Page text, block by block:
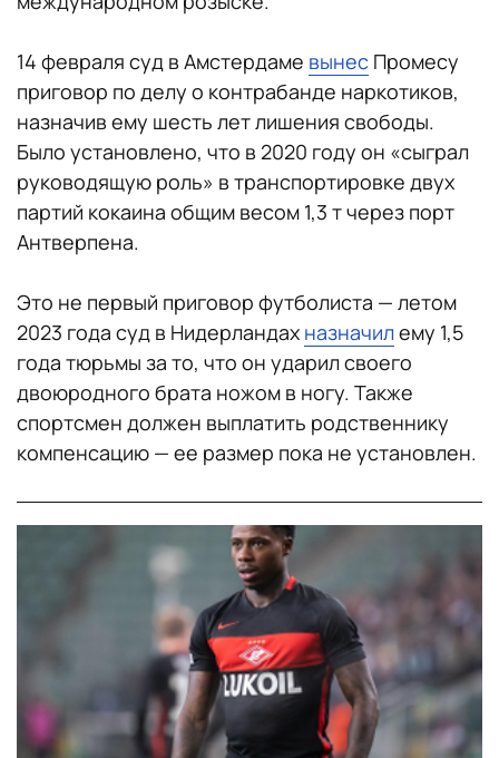
14 февраля суд ​​в Амстердаме вынес Промесу
приговор по делу о контрабанде наркотиков,
назначив ему шесть лет лишения свободы.
Было установлено, что в 2020 году он «сыграл
руководящую роль» в транспортировке двух
партий кокаина общим весом 1,3 т через порт
Антверпена.
Это не первый приговор футболиста — летом
2023 года суд в Нидерландах назначилему 1,5
года тюрьмы за то, что он ударил своего
двоюродного брата ножом в ногу. Также
спортсмен должен выплатить родственнику
компенсацию — ее размер пока не установлен.